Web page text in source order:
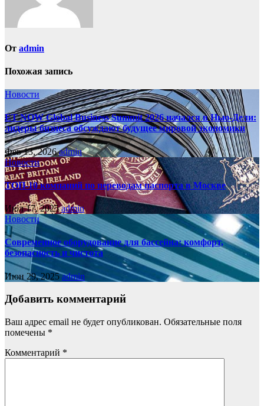
От admin
Похожая запись
Новости
ET NOW Global Business Summit 2026 начался в Нью‑Дели:
лидеры бизнеса обсуждают будущее мировой экономики
Фев 13, 2026admin
Новости
ТОП-10 компаний по переводам паспорта в Москве
Июл 17, 2025admin
Новости
Современное оборудование для бассейна: комфорт,
безопасность и чистота
Июн 29, 2025admin
Добавить комментарий
Ваш адрес email не будет опубликован. Обязательные поля
помечены *
Комментарий *